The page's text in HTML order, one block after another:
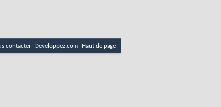
contacter Developpez.com Haut de page